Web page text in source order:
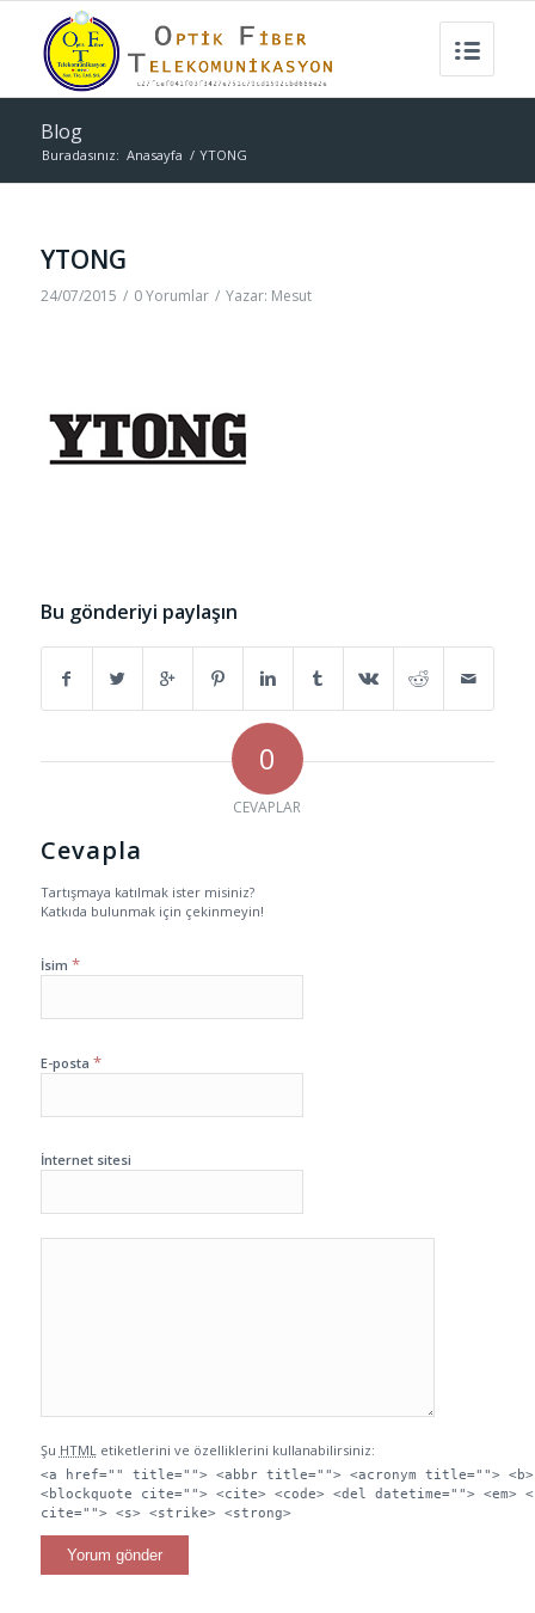
Blog
Buradasınız: Anasayfa / YTONG
YTONG
24/07/2015 / 0 Yorumlar / Yazar: Mesut
Bu gönderiyi paylaşın
0
CEVAPLAR
Cevapla
Tartışmaya katılmak ister misiniz?
Katkıda bulunmak için çekinmeyin!
İsim *
E-posta *
İnternet sitesi
Şu HTMLetiketlerini ve özelliklerini kullanabilirsiniz:
<a href="" title=""> <abbr title=""> <acronym title=""> <b>
<blockquote cite=""> <cite> <code> <del datetime=""> <em>
cite=""> <s> <strike> <strong>